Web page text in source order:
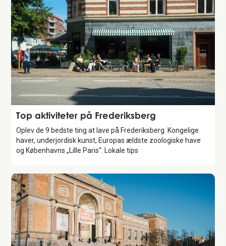
Guide
Top aktiviteter på Frederiksberg
Oplev de 9 bedste ting at lave på Frederiksberg. Kongelige
haver, underjordisk kunst, Europas ældste zoologiske have
og Københavns „Lille Paris“. Lokale tips